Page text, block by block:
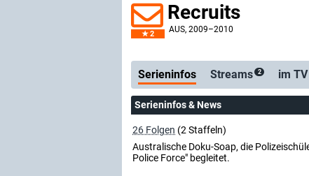
2
Recruits
AUS, 2009–2010
Serienticker
Serieninfos Streams 2 im TV
Serieninfos & News
26 Folgen (2 Staffeln)
Australische Doku-Soap, die
Police Force" begleitet.